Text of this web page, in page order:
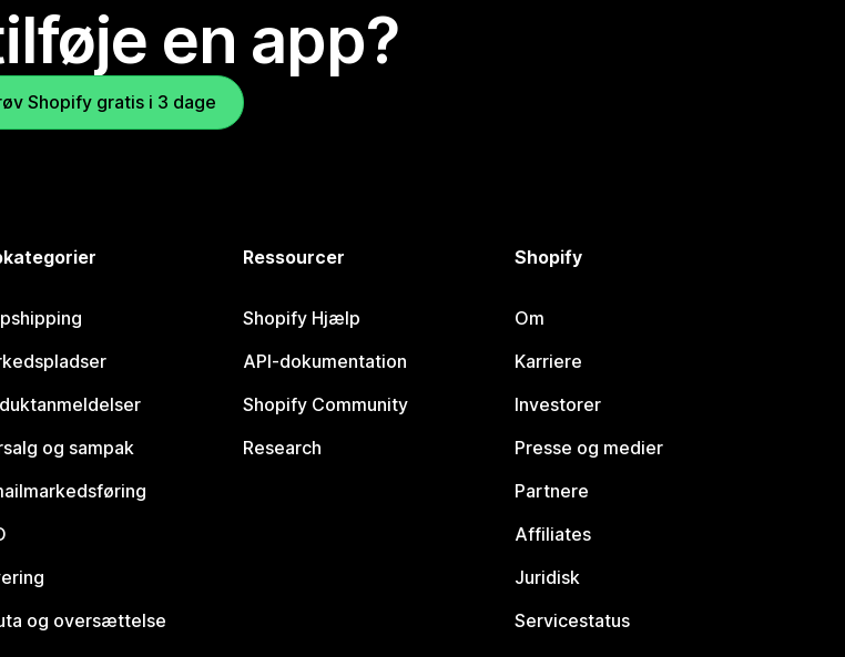
en app?
Shopify gratis i 3 dage
og sampak
og oversættelse
Ressourcer
Shopify Hjælp
API-dokumentation
Shopify Community
Research
Shopify
Om
Karriere
Investorer
Presse og medier
Partnere
Affiliates
Juridisk
Servicestatus